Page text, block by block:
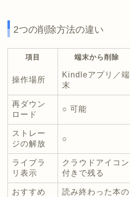
2つの削除方法の違い
項目 端末から削除
操作場所
Kindleアプリ／端
末
再ダウン
ロード
○ 可能
ストレー
ジの解放
○
ライブラ
リ表示
クラウドアイコン
付きで残る
おすすめ
読み終わった本の